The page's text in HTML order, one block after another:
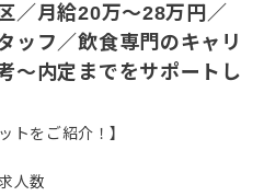
／月給20万～28万円／
ッフ／飲食専門のキャリ
～内定までをサポートし
トをご紹介！】
人数